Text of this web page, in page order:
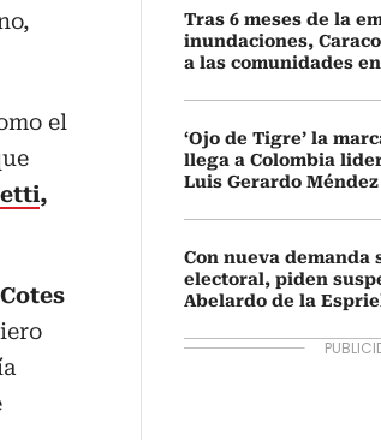
el
,
Tras 6 meses de la
inundaciones,
a las comunidades
‘Ojo de Tigre’ la
llega a Colombia
Luis Gerardo Méndez
Con nueva demanda
electoral, piden
Abelardo de la